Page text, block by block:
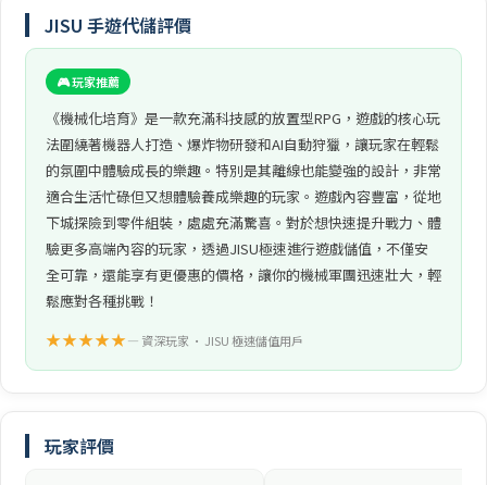
JISU 手遊代儲評價
🎮 玩家推薦
《機械化培育》是一款充滿科技感的放置型RPG，遊戲的核心玩
法圍繞著機器人打造、爆炸物研發和AI自動狩獵，讓玩家在輕鬆
的氛圍中體驗成長的樂趣。特別是其離線也能變強的設計，非常
適合生活忙碌但又想體驗養成樂趣的玩家。遊戲內容豐富，從地
下城探險到零件組裝，處處充滿驚喜。對於想快速提升戰力、體
驗更多高端內容的玩家，透過JISU極速進行遊戲儲值，不僅安
全可靠，還能享有更優惠的價格，讓你的機械軍團迅速壯大，輕
鬆應對各種挑戰！
★★★★★— 資深玩家 • JISU 極速儲值用戶
玩家評價